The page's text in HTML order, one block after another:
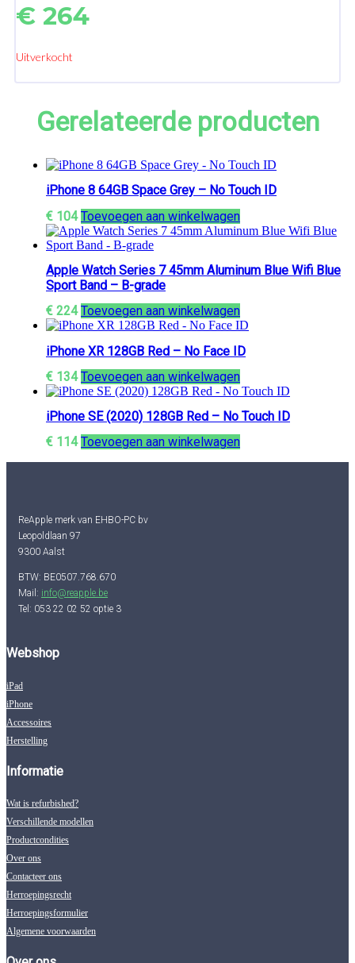
€ 264
Uitverkocht
Gerelateerde producten
iPhone 8 64GB Space Grey – No Touch ID
€ 104 Toevoegen aan winkelwagen
Apple Watch Series 7 45mm Aluminum Blue Wifi Blue
Sport Band – B-grade
€ 224 Toevoegen aan winkelwagen
iPhone XR 128GB Red – No Face ID
€ 134 Toevoegen aan winkelwagen
iPhone SE (2020) 128GB Red – No Touch ID
€ 114 Toevoegen aan winkelwagen
ReApple merk van EHBO-PC bv
Leopoldlaan 97
9300 Aalst
BTW: BE0507.768.670
Mail: info@reapple.be
Tel: 053 22 02 52 optie 3
Webshop
iPad
iPhone
Accessoires
Herstelling
Informatie
Wat is refurbished?
Verschillende modellen
Productcondities
Over ons
Contacteer ons
Herroepingsrecht
Herroepingsformulier
Algemene voorwaarden